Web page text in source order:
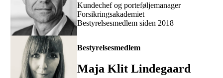
Kundechef og porteføljemanager
Forsikringsakademiet
Bestyrelsesmedlem siden 2018
Bestyrelsesmedlem
Maja Klit Lindegaard